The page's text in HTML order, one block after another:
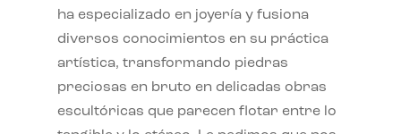
ha especializado en joyería y fusiona
diversos conocimientos en su práctica
artística, transformando piedras
preciosas en bruto en delicadas obras
escultóricas que parecen flotar entre lo